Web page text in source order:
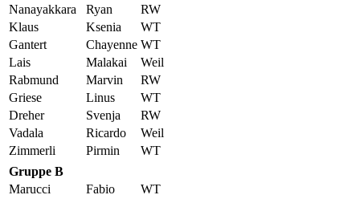
Nanayakkara
Ryan
RW
Klaus
Ksenia
WT
Gantert
Chayenne WT
Lais
Malakai
Weil
Rabmund
Marvin
RW
Griese
Linus
WT
Dreher
Svenja
RW
Vadala
Ricardo
Weil
Zimmerli
Pirmin
WT
Gruppe B
Marucci
Fabio
WT